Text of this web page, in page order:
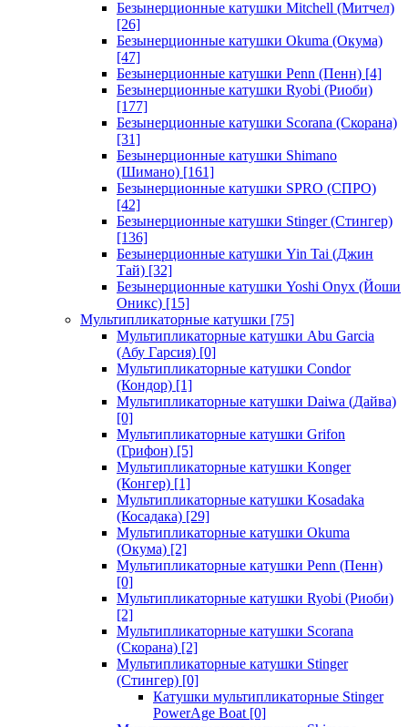
Безынерционные катушки Mitchell (Митчел)
[26]
Безынерционные катушки Okuma (Окума)
[47]
Безынерционные катушки Penn (Пенн) [4]
Безынерционные катушки Ryobi (Риоби)
[177]
Безынерционные катушки Scorana (Скорана)
[31]
Безынерционные катушки Shimano
(Шимано) [161]
Безынерционные катушки SPRO (СПРО)
[42]
Безынерционные катушки Stinger (Стингер)
[136]
Безынерционные катушки Yin Tai (Джин
Тай) [32]
Безынерционные катушки Yoshi Onyx (Йоши
Оникс) [15]
Мультипликаторные катушки [75]
Мультипликаторные катушки Abu Garcia
(Абу Гарсия) [0]
Мультипликаторные катушки Condor
(Кондор) [1]
Мультипликаторные катушки Daiwa (Дайва)
[0]
Мультипликаторные катушки Grifon
(Грифон) [5]
Мультипликаторные катушки Konger
(Конгер) [1]
Мультипликаторные катушки Kosadaka
(Косадака) [29]
Мультипликаторные катушки Okuma
(Окума) [2]
Мультипликаторные катушки Penn (Пенн)
[0]
Мультипликаторные катушки Ryobi (Риоби)
[2]
Мультипликаторные катушки Scorana
(Скорана) [2]
Мультипликаторные катушки Stinger
(Стингер) [0]
Катушки мультипликаторные Stinger
PowerAge Boat [0]